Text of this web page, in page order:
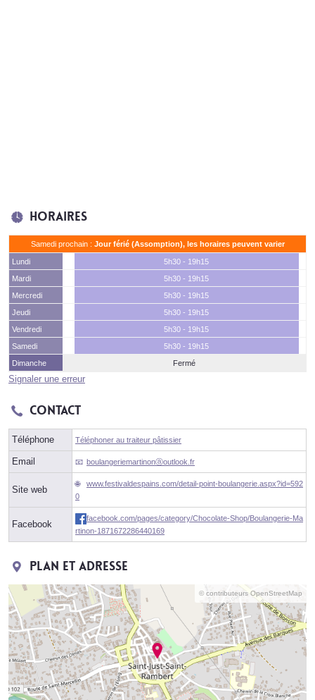
Horaires
Samedi prochain : Jour férié (Assomption), les horaires peuvent varier
Lundi
5h30 - 19h15
Mardi
5h30 - 19h15
Mercredi
5h30 - 19h15
Jeudi
5h30 - 19h15
Vendredi
5h30 - 19h15
Samedi
5h30 - 19h15
Dimanche
Fermé
Signaler une erreur
Contact
Téléphone Téléphoner au traiteur pâtissier
Email boulangeriemartinonⓐoutlook.fr
Site web
www.festivaldespains.com/detail-point-boulangerie.aspx?id=592
0
Facebook
facebook.com/pages/category/Chocolate-Shop/Boulangerie-Ma
rtinon-1871672286440169
Plan et adresse
© contributeurs OpenStreetMap